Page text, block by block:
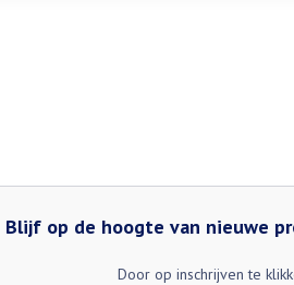
Blijf op de hoogte van nieuwe
Door op inschrijven te